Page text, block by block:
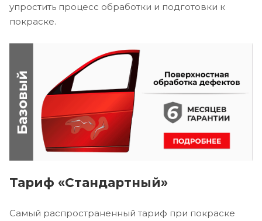
упростить процесс обработки и подготовки к
покраске.
Тариф «Стандартный»
Самый распространенный тариф при покраске